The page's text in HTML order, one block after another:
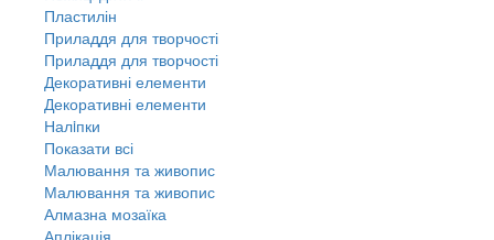
Пластилін
Приладдя для творчості
Приладдя для творчості
Декоративні елементи
Декоративні елементи
Налiпки
Показати всі
Малювання та живопис
Малювання та живопис
Алмазна мозаїка